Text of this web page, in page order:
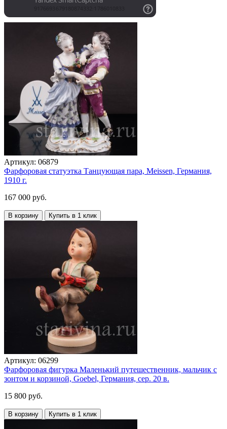
Артикул: 06879
Фарфоровая статуэтка Танцующая пара, Meissen, Германия,
1910 г.
167 000 руб.
В корзину Купить в 1 клик
Артикул: 06299
Фарфоровая фигурка Маленький путешественник, мальчик с
зонтом и корзиной, Goebel, Германия, сер. 20 в.
15 800 руб.
В корзину Купить в 1 клик